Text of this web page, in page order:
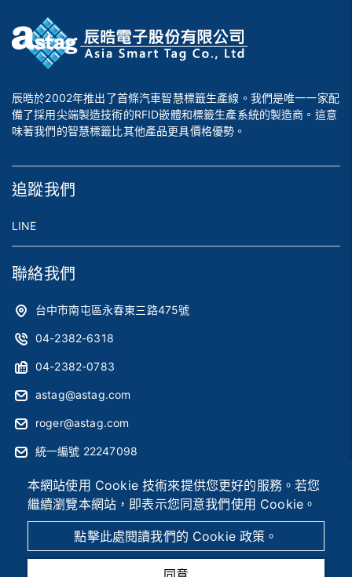
本網站使用 Cookie 技術來提供您更好的服務。若您
繼續瀏覽本網站，即表示您同意我們使用 Cookie。
點擊此處閱讀我們的 Cookie 政策。
辰晧於2002年推出了首條汽車智慧標籤生產線。我們是唯一一家配
備了採用尖端製造技術的RFID嵌體和標籤生產系統的製造商。這意
味著我們的智慧標籤比其他產品更具價格優勢。
追蹤我們
LINE
聯絡我們
台中市南屯區永春東三路475號
04-2382-6318
04-2382-0783
astag@astag.com
roger@astag.com
統一編號 22247098
站地圖